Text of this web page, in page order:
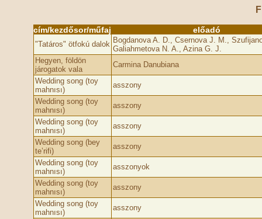
cím/kezdősor/műfaj előadó
"Tatáros" ötfokú dalok Bogdanova A. D., Csernova J. M.,
Galiahmetova N. A., Azina G. J.
Hegyen, földön
járogatok vala
Carmina Danubiana
Wedding song (toy
mahnısı)
asszony
Wedding song (toy
mahnısı)
asszony
Wedding song (toy
mahnısı)
asszony
Wedding song (bey
te’rifi)
asszony
Wedding song (toy
mahnısı)
asszonyok
Wedding song (toy
mahnısı)
asszony
Wedding song (toy
mahnısı)
asszony